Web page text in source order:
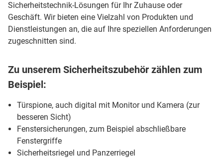
Sicherheitstechnik-Lösungen für Ihr Zuhause oder
Geschäft. Wir bieten eine Vielzahl von Produkten und
Dienstleistungen an, die auf Ihre speziellen Anforderungen
zugeschnitten sind.
Zu unserem Sicherheitszubehör zählen zum
Beispiel:
Türspione, auch digital mit Monitor und Kamera (zur
besseren Sicht)
Fenstersicherungen, zum Beispiel abschließbare
Fenstergriffe
Sicherheitsriegel und Panzerriegel